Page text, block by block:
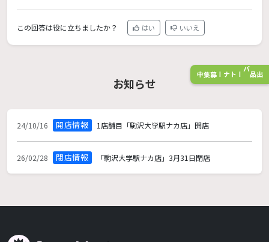
出品パートナー募集中
この回答は役に立ちましたか？ はい いいえ
お知らせ
24/10/16 開店情報 1店舗目「駒沢大学駅ナカ店」開店
26/02/28 閉店情報 「駒沢大学駅ナカ店」3月31日閉店